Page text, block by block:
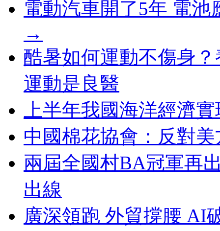
電動汽車開了5年 電
→
酷暑如何運動不傷身
運動是良醫
上半年我國海洋經濟
中國棉花協會：反對
兩屆全國村BA冠軍再
出線
廣深領跑 外貿撐腰 AI